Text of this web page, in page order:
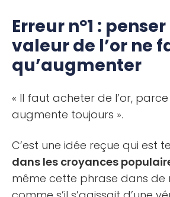
Erreur nº1 :
valeur de l’or ne
qu’augmenter
« Il faut acheter de l’or,
augmente toujours ».
C’est une idée reçue qui est
dans les croyances
même cette phrase dans de